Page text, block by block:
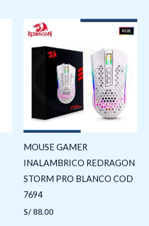
MOUSE GAMER
INALAMBRICO REDRAGON
STORM PRO BLANCO COD
7694
S/ 88.00